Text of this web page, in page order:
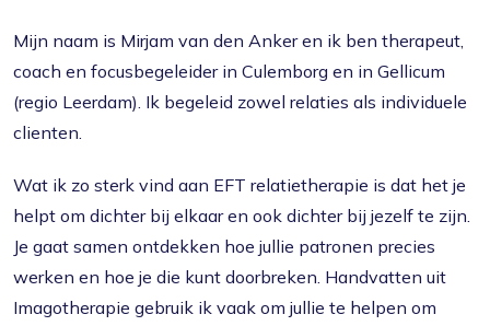
Mijn naam is Mirjam van den Anker en ik ben therapeut,
coach en focusbegeleider in Culemborg en in Gellicum
(regio Leerdam). Ik begeleid zowel relaties als individuele
clienten.
Wat ik zo sterk vind aan EFT relatietherapie is dat het je
helpt om dichter bij elkaar en ook dichter bij jezelf te zijn.
Je gaat samen ontdekken hoe jullie patronen precies
werken en hoe je die kunt doorbreken. Handvatten uit
Imagotherapie gebruik ik vaak om jullie te helpen om